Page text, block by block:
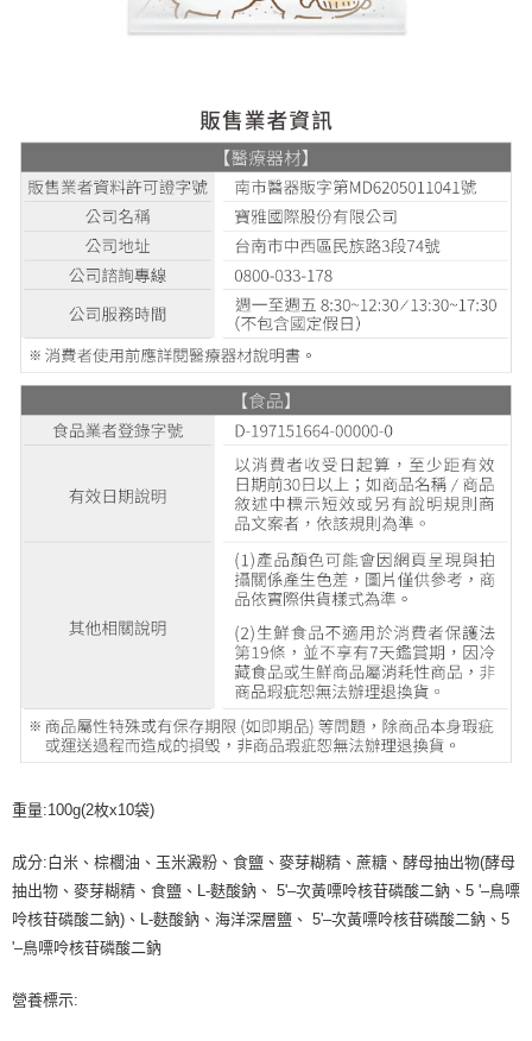
重量:100g(2枚x10袋)
成分:白米、棕櫚油、玉米澱粉、食鹽、麥芽糊精、蔗糖、酵母抽出物(酵母
抽出物、麥芽糊精、食鹽、L-麩酸鈉、 5'–次黃嘌呤核苷磷酸二鈉、5 '–鳥嘌
呤核苷磷酸二鈉)、L-麩酸鈉、海洋深層鹽、 5'–次黃嘌呤核苷磷酸二鈉、5
'–鳥嘌呤核苷磷酸二鈉
營養標示: